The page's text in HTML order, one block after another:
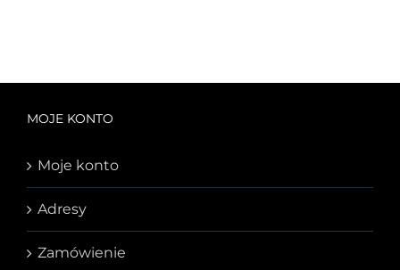
MOJE KONTO
Moje konto
Adresy
Zamówienie